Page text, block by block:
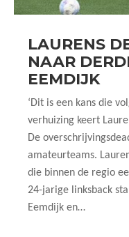
LAURENS
NAAR
EEMDIJK
‘Dit is een kans die
verhuizing keert
De
amateurteams.
die binnen de regio
24-jarige linksback
Eemdijk en…